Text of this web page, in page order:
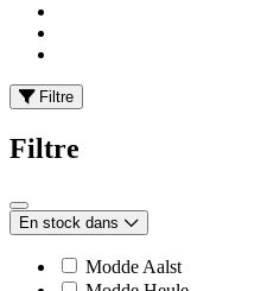
Filtre
Filtre
En stock dans
Modde Aalst